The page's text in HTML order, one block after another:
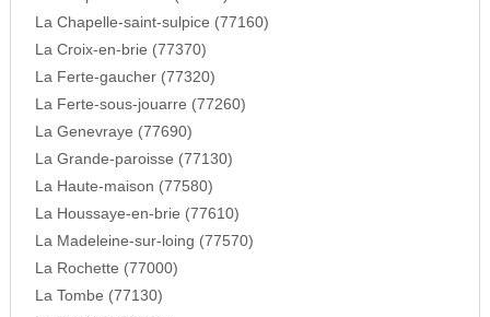
La Chapelle-saint-sulpice (77160)
La Croix-en-brie (77370)
La Ferte-gaucher (77320)
La Ferte-sous-jouarre (77260)
La Genevraye (77690)
La Grande-paroisse (77130)
La Haute-maison (77580)
La Houssaye-en-brie (77610)
La Madeleine-sur-loing (77570)
La Rochette (77000)
La Tombe (77130)